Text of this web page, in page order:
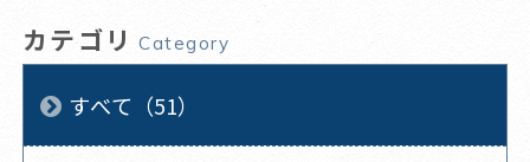
カテゴリ Category
すべて（51）